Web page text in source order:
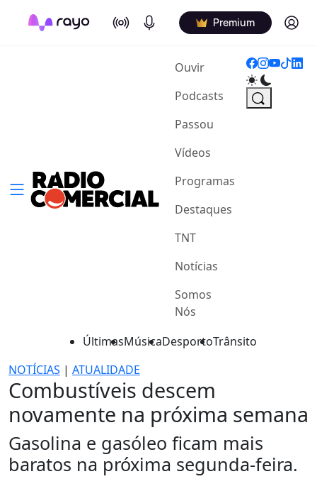
On Air Podcasts Premium Log in
Ouvir(current)
Podcasts
Passou
Vídeos
Programas
Destaques
TNT
Notícias
Somos
Nós
ÚltimasMúsicaDesportoTrânsito
NOTÍCIAS | ATUALIDADE
Combustíveis descem
novamente na próxima semana
Gasolina e gasóleo ficam mais
baratos na próxima segunda-feira.